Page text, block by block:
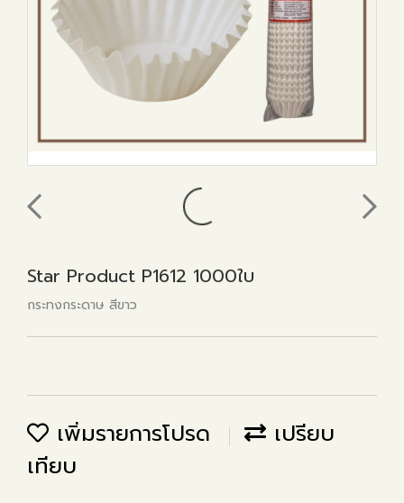
Star Product P1612 1000ใบ
กระทงกระดาษ สีขาว
เพิ่มรายการโปรด
เปรียบ
เทียบ